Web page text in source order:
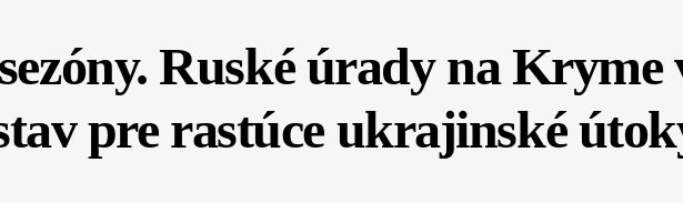
Ruské úrady na Kryme
pre rastúce ukrajinské